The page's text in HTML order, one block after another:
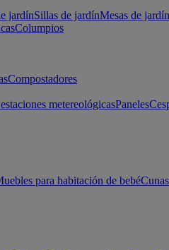
jardínSillas de jardínMesas de jardín
Columpios
Compostadores
metereológicasPaneles
para habitación de bebéCunas